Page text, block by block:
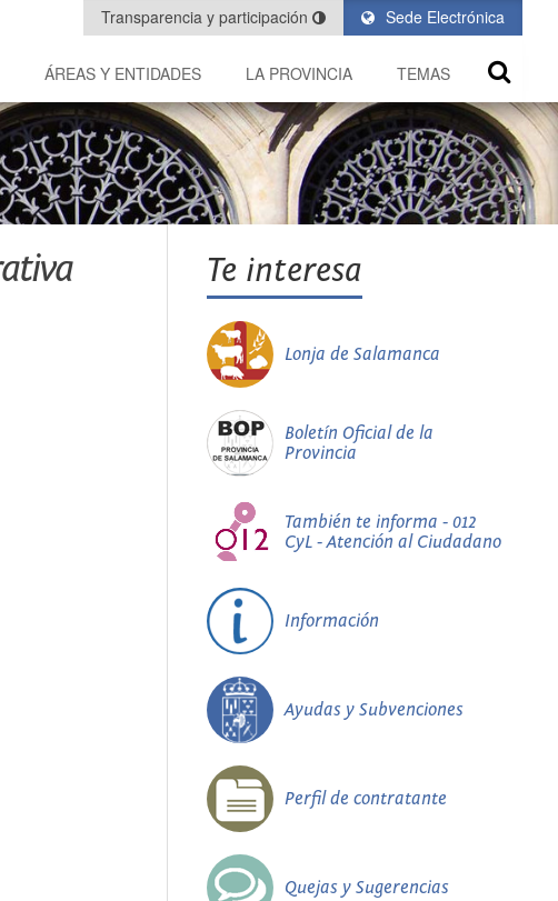
Sede Electrónica
Transparencia y participación
ÁREAS Y ENTIDADES LA PROVINCIA TEMAS
Te interesa
Lonja de Salamanca
Boletín Oficial de la
Provincia
También te informa - 012
CyL - Atención al Ciudadano
Información
Ayudas y Subvenciones
Perfil de contratante
Quejas y Sugerencias